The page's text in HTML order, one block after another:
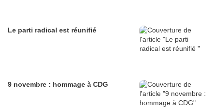
Le parti radical est réunifié
9 novembre : hommage à CDG